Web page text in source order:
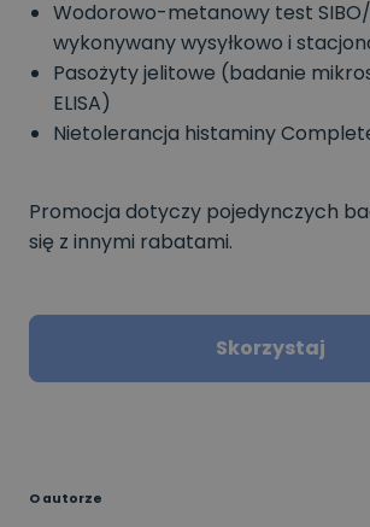
Wodorowo-metanowy test
wykonywany wysyłkowo i
Pasożyty jelitowe (badanie
ELISA)
Nietolerancja histaminy
Promocja dotyczy pojedynczych
się z innymi rabatami.
Skorzystaj
O autorze